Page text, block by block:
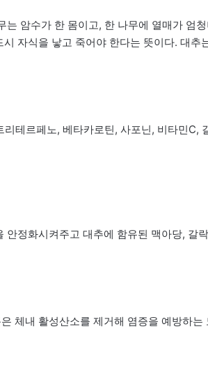
암수가 한 몸이고, 한 나무에 열매가 엄
자식을 낳고 죽어야 한다는 뜻이다. 대추
테르페노, 베타카로틴, 사포닌, 비타민C,
정화시켜주고 대추에 함유된 맥아당, 갈
체내 활성산소를 제거해 염증을 예방하는